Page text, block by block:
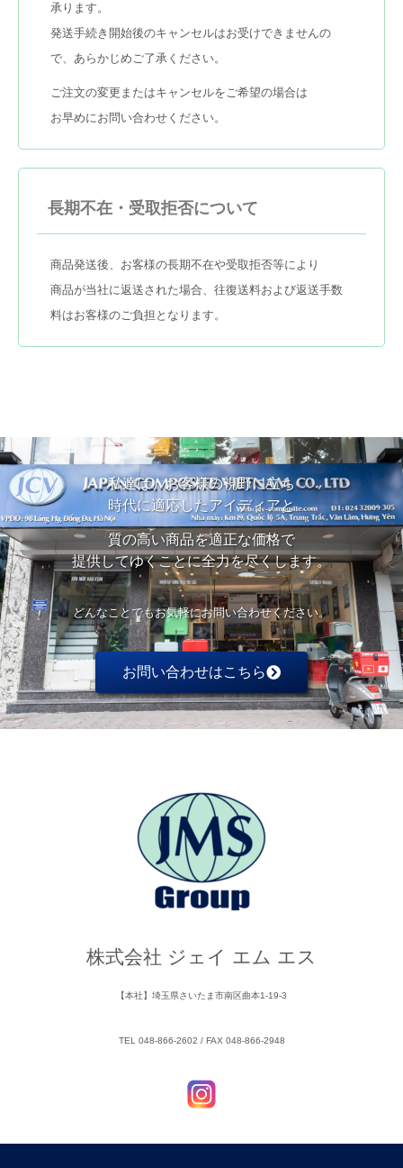
承ります。
発送手続き開始後のキャンセルはお受けできませんの
で、あらかじめご了承ください。
ご注文の変更またはキャンセルをご希望の場合は
お早めにお問い合わせください。
長期不在・受取拒否について
商品発送後、お客様の長期不在や受取拒否等により
商品が当社に返送された場合、往復送料および返送手数
料はお客様のご負担となります。
私達は、お客様の視野に立ち
時代に適応したアイディアと
質の高い商品を適正な価格で
提供してゆくことに全力を尽くします。
どんなことでもお気軽にお問い合わせください。
お問い合わせはこちら
株式会社 ジェイ エム エス
【本社】埼玉県さいたま市南区曲本1-19-3
TEL 048-866-2602 / FAX 048-866-2948